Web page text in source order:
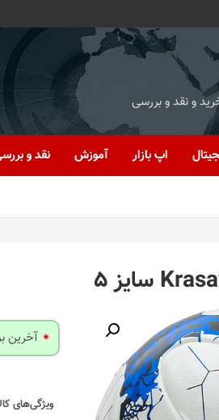
و نقد و بررسی
اپ بازار آموزش نقد و
آخرین